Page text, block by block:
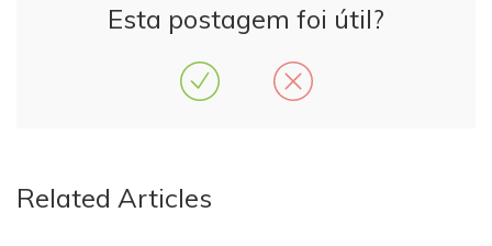
Esta postagem foi útil?
Related Articles